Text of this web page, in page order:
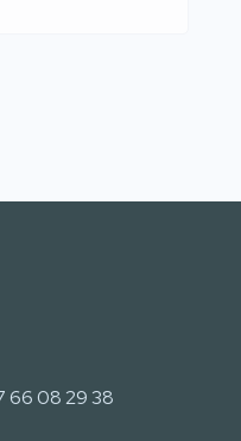
66 08 29 38